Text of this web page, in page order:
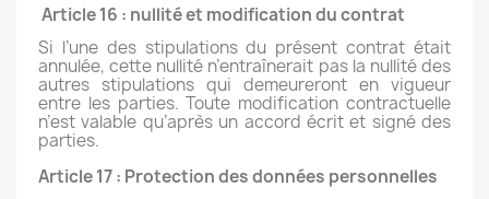
Article 16 : nullité et modification du contrat
Si l’une des stipulations du présent contrat était
annulée, cette nullité n’entraînerait pas la nullité des
autres stipulations qui demeureront en vigueur
entre les parties. Toute modification contractuelle
n’est valable qu’après un accord écrit et signé des
parties.
Article 17 : Protection des données personnelles